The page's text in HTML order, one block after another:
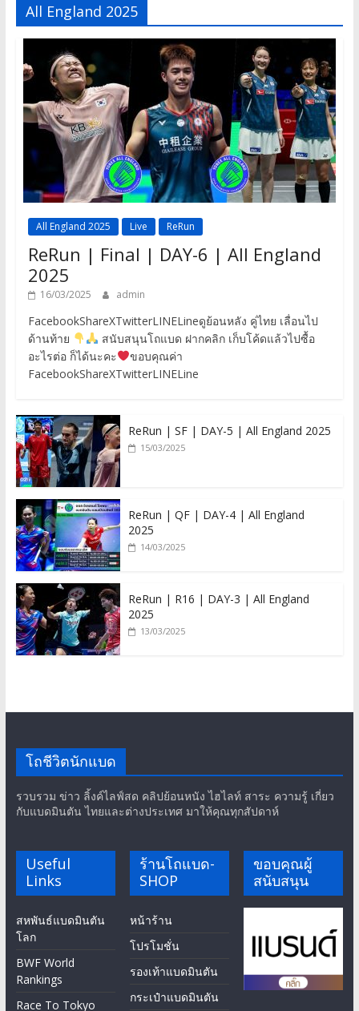
All England 2025
All England 2025 Live ReRun
ReRun | Final | DAY-6 | All England
2025
16/03/2025 admin
FacebookShareXTwitterLINELineดูย้อนหลัง คู่ไทย เลื่อนไป
ด้านท้าย
สนับสนุนโถแบด ฝากคลิก เก็บโค้ดแล้วไปซื้อ
อะไรต่อ ก็ได้นะคะ
ขอบคุณค่า
FacebookShareXTwitterLINELine
ReRun | SF | DAY-5 | All England 2025
15/03/2025
ReRun | QF | DAY-4 | All England
2025
14/03/2025
ReRun | R16 | DAY-3 | All England
2025
13/03/2025
โถชีวิตนักแบด
รวบรวม ข่าว ลิ้งค์ไลฟ์สด คลิปย้อนหนัง ไฮไลท์ สาระ ความรู้ เกี่ยว
กับแบดมินตัน ไทยและต่างประเทศ มาให้คุณทุกสัปดาห์
Useful
Links
สหพันธ์แบดมินตัน
โลก
BWF World
Rankings
Race To Tokyo
ร้านโถแบด-
SHOP
หน้าร้าน
โปรโมชั่น
รองเท้าแบดมินตัน
กระเป๋าแบดมินตัน
ขอบคุณผู้
สนับสนุน